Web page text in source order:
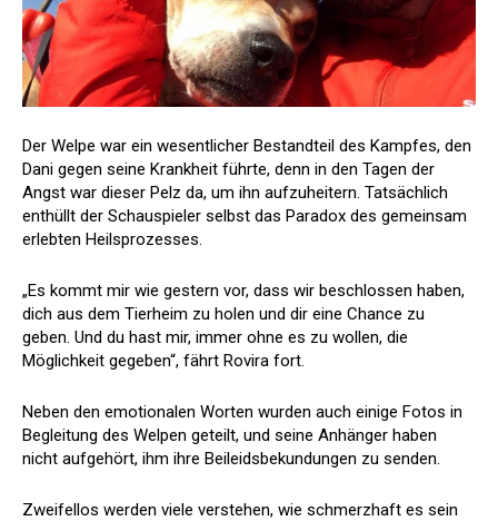
Der Welpe war ein wesentlicher Bestandteil des Kampfes, den
Dani gegen seine Krankheit führte, denn in den Tagen der
Angst war dieser Pelz da, um ihn aufzuheitern. Tatsächlich
enthüllt der Schauspieler selbst das Paradox des gemeinsam
erlebten Heilsprozesses.
„Es kommt mir wie gestern vor, dass wir beschlossen haben,
dich aus dem Tierheim zu holen und dir eine Chance zu
geben. Und du hast mir, immer ohne es zu wollen, die
Möglichkeit gegeben“, fährt Rovira fort.
Neben den emotionalen Worten wurden auch einige Fotos in
Begleitung des Welpen geteilt, und seine Anhänger haben
nicht aufgehört, ihm ihre Beileidsbekundungen zu senden.
Zweifellos werden viele verstehen, wie schmerzhaft es sein